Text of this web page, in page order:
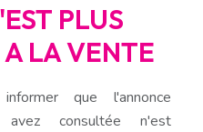
PLUS
LA VENTE
que l'annonce
consultée n'est